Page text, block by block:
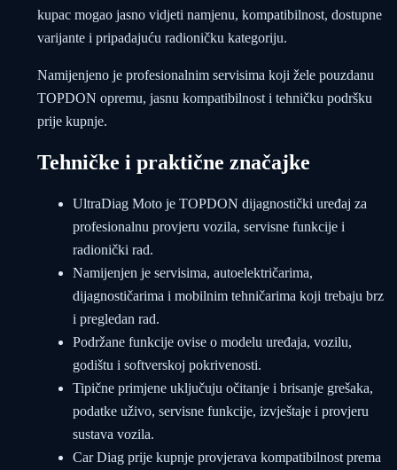
kupac mogao jasno vidjeti namjenu, kompatibilnost, dostupne
varijante i pripadajuću radioničku kategoriju.
Namijenjeno je profesionalnim servisima koji žele pouzdanu
TOPDON opremu, jasnu kompatibilnost i tehničku podršku
prije kupnje.
Tehničke i praktične značajke
UltraDiag Moto je TOPDON dijagnostički uređaj za
profesionalnu provjeru vozila, servisne funkcije i
radionički rad.
Namijenjen je servisima, autoelektričarima,
dijagnostičarima i mobilnim tehničarima koji trebaju brz
i pregledan rad.
Podržane funkcije ovise o modelu uređaja, vozilu,
godištu i softverskoj pokrivenosti.
Tipične primjene uključuju očitanje i brisanje grešaka,
podatke uživo, servisne funkcije, izvještaje i provjeru
sustava vozila.
Car Diag prije kupnje provjerava kompatibilnost prema